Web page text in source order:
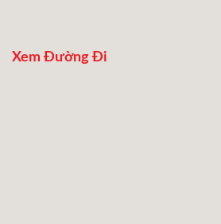
Xem Đường Đi